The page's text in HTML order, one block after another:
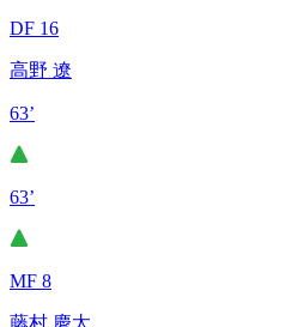
DF 16
高野 遼
63’
63’
MF 8
藤村 慶太